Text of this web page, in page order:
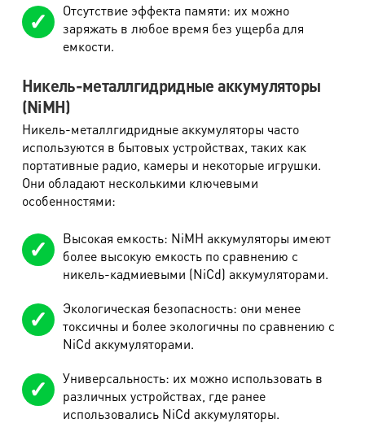
Отсутствие эффекта памяти: их можно
заряжать в любое время без ущерба для
емкости.
Никель-металлгидридные аккумуляторы
(NiMH)
Никель-металлгидридные аккумуляторы часто
используются в бытовых устройствах, таких как
портативные радио, камеры и некоторые игрушки.
Они обладают несколькими ключевыми
особенностями:
Высокая емкость: NiMH аккумуляторы имеют
более высокую емкость по сравнению с
никель-кадмиевыми (NiCd) аккумуляторами.
Экологическая безопасность: они менее
токсичны и более экологичны по сравнению с
NiCd аккумуляторами.
Универсальность: их можно использовать в
различных устройствах, где ранее
использовались NiCd аккумуляторы.